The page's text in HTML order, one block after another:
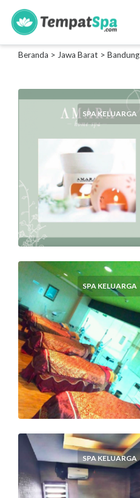
s
Spa
Spa
Bayi
Lokasi
Bandung, JABAR
Ajukan
Beranda > Jawa Barat > Bandung
SPA KELUARGA
SPA KELUARGA
SPA KELUARGA